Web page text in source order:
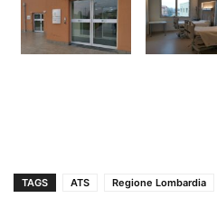
TAGS ATS Regione Lombardia